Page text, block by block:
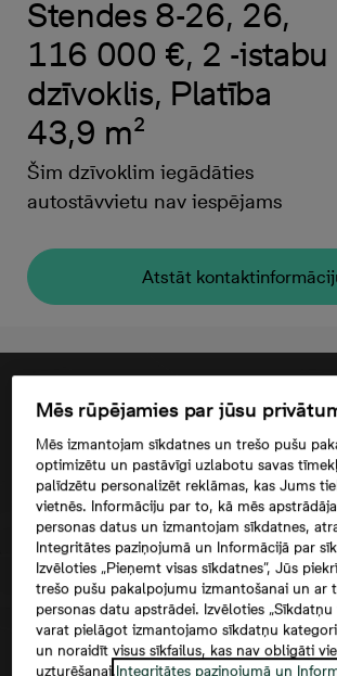
Stendes 8-26, 26,
116 000 €, 2 -istabu
dzīvoklis, Platība
43,9 m²
Šim dzīvoklim iegādāties
autostāvvietu nav iespējams
Atstāt
Google maps trešās
izmantošana
Mēs rūpējamies par jūsu
Mēs izmantojam sīkdatnes un trešo pušu
optimizētu un pastāvīgi uzlabotu savas
palīdzētu personalizēt reklāmas, kas Jums
vietnēs. Informāciju par to, kā mēs
personas datus un izmantojam sīkdatnes,
Integritātes paziņojumā un Informācijā par
Izvēloties „Pieņemt visas sīkdatnes”, Jūs
trešo pušu pakalpojumu izmantošanai un ar
personas datu apstrādei. Izvēloties „Sīkdatņu
varat pielāgot izmantojamo sīkdatņu
un noraidīt visus sīkfailus, kas nav obligāti
uzturēšanai.Integritātes paziņojumā un